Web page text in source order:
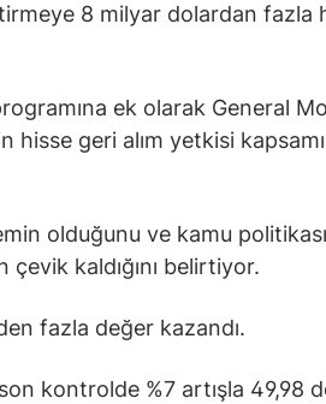
8 milyar dolardan fazla
ek olarak General
hisse geri alım yetkisi
olduğunu ve kamu
kaldığını belirtiyor.
fazla değer kazandı.
kontrolde %7 artışla 49,98